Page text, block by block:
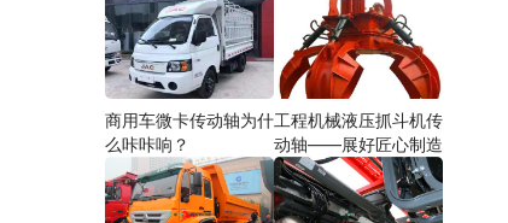
商用车微卡传动轴为什
么咔咔响？
工程机械液压抓斗机传
动轴——展好匠心制造